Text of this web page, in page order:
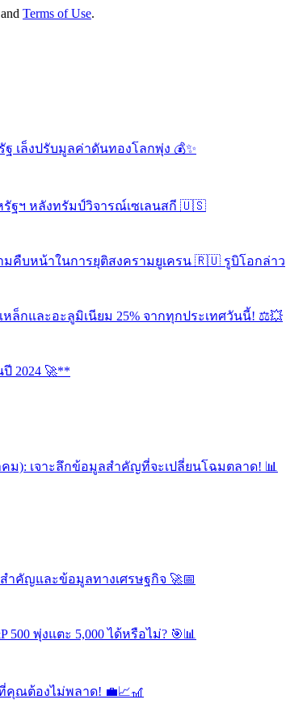
and Terms of Use.
ฐ เล็งปรับมูลค่าดันทองโลกพุ่ง 💰✨
ฐฯ หลังทรัมป์วิจารณ์เซเลนสกี 🇺🇸
บหน้าในการยุติสงครามยูเครน 🇷🇺 รูบิโอกล่าว
หล็กและอะลูมิเนียม 25% จากทุกประเทศวันนี้! ⚖️💥
2024 🚀**
ม): เจาะลึกข้อมูลสำคัญที่จะเปลี่ยนโฉมตลาด! 📊
คัญและข้อมูลทางเศรษฐกิจ 🚀📅
พุ่งแตะ 5,000 ได้หรือไม่? 🎯📊
คุณต้องไม่พลาด! 💼📈🎢